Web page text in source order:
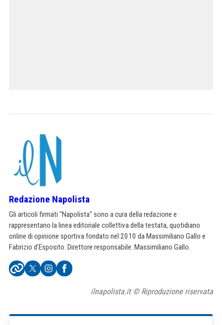
Redazione Napolista
Gli articoli firmati "Napolista" sono a cura della redazione e
rappresentano la linea editoriale collettiva della testata, quotidiano
online di opinione sportiva fondato nel 2010 da Massimiliano Gallo e
Fabrizio d'Esposito. Direttore responsabile: Massimiliano Gallo.
ilnapolista.it © Riproduzione riservata